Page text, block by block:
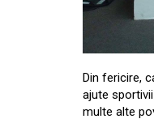
Din fericire,
ajute
multe alte